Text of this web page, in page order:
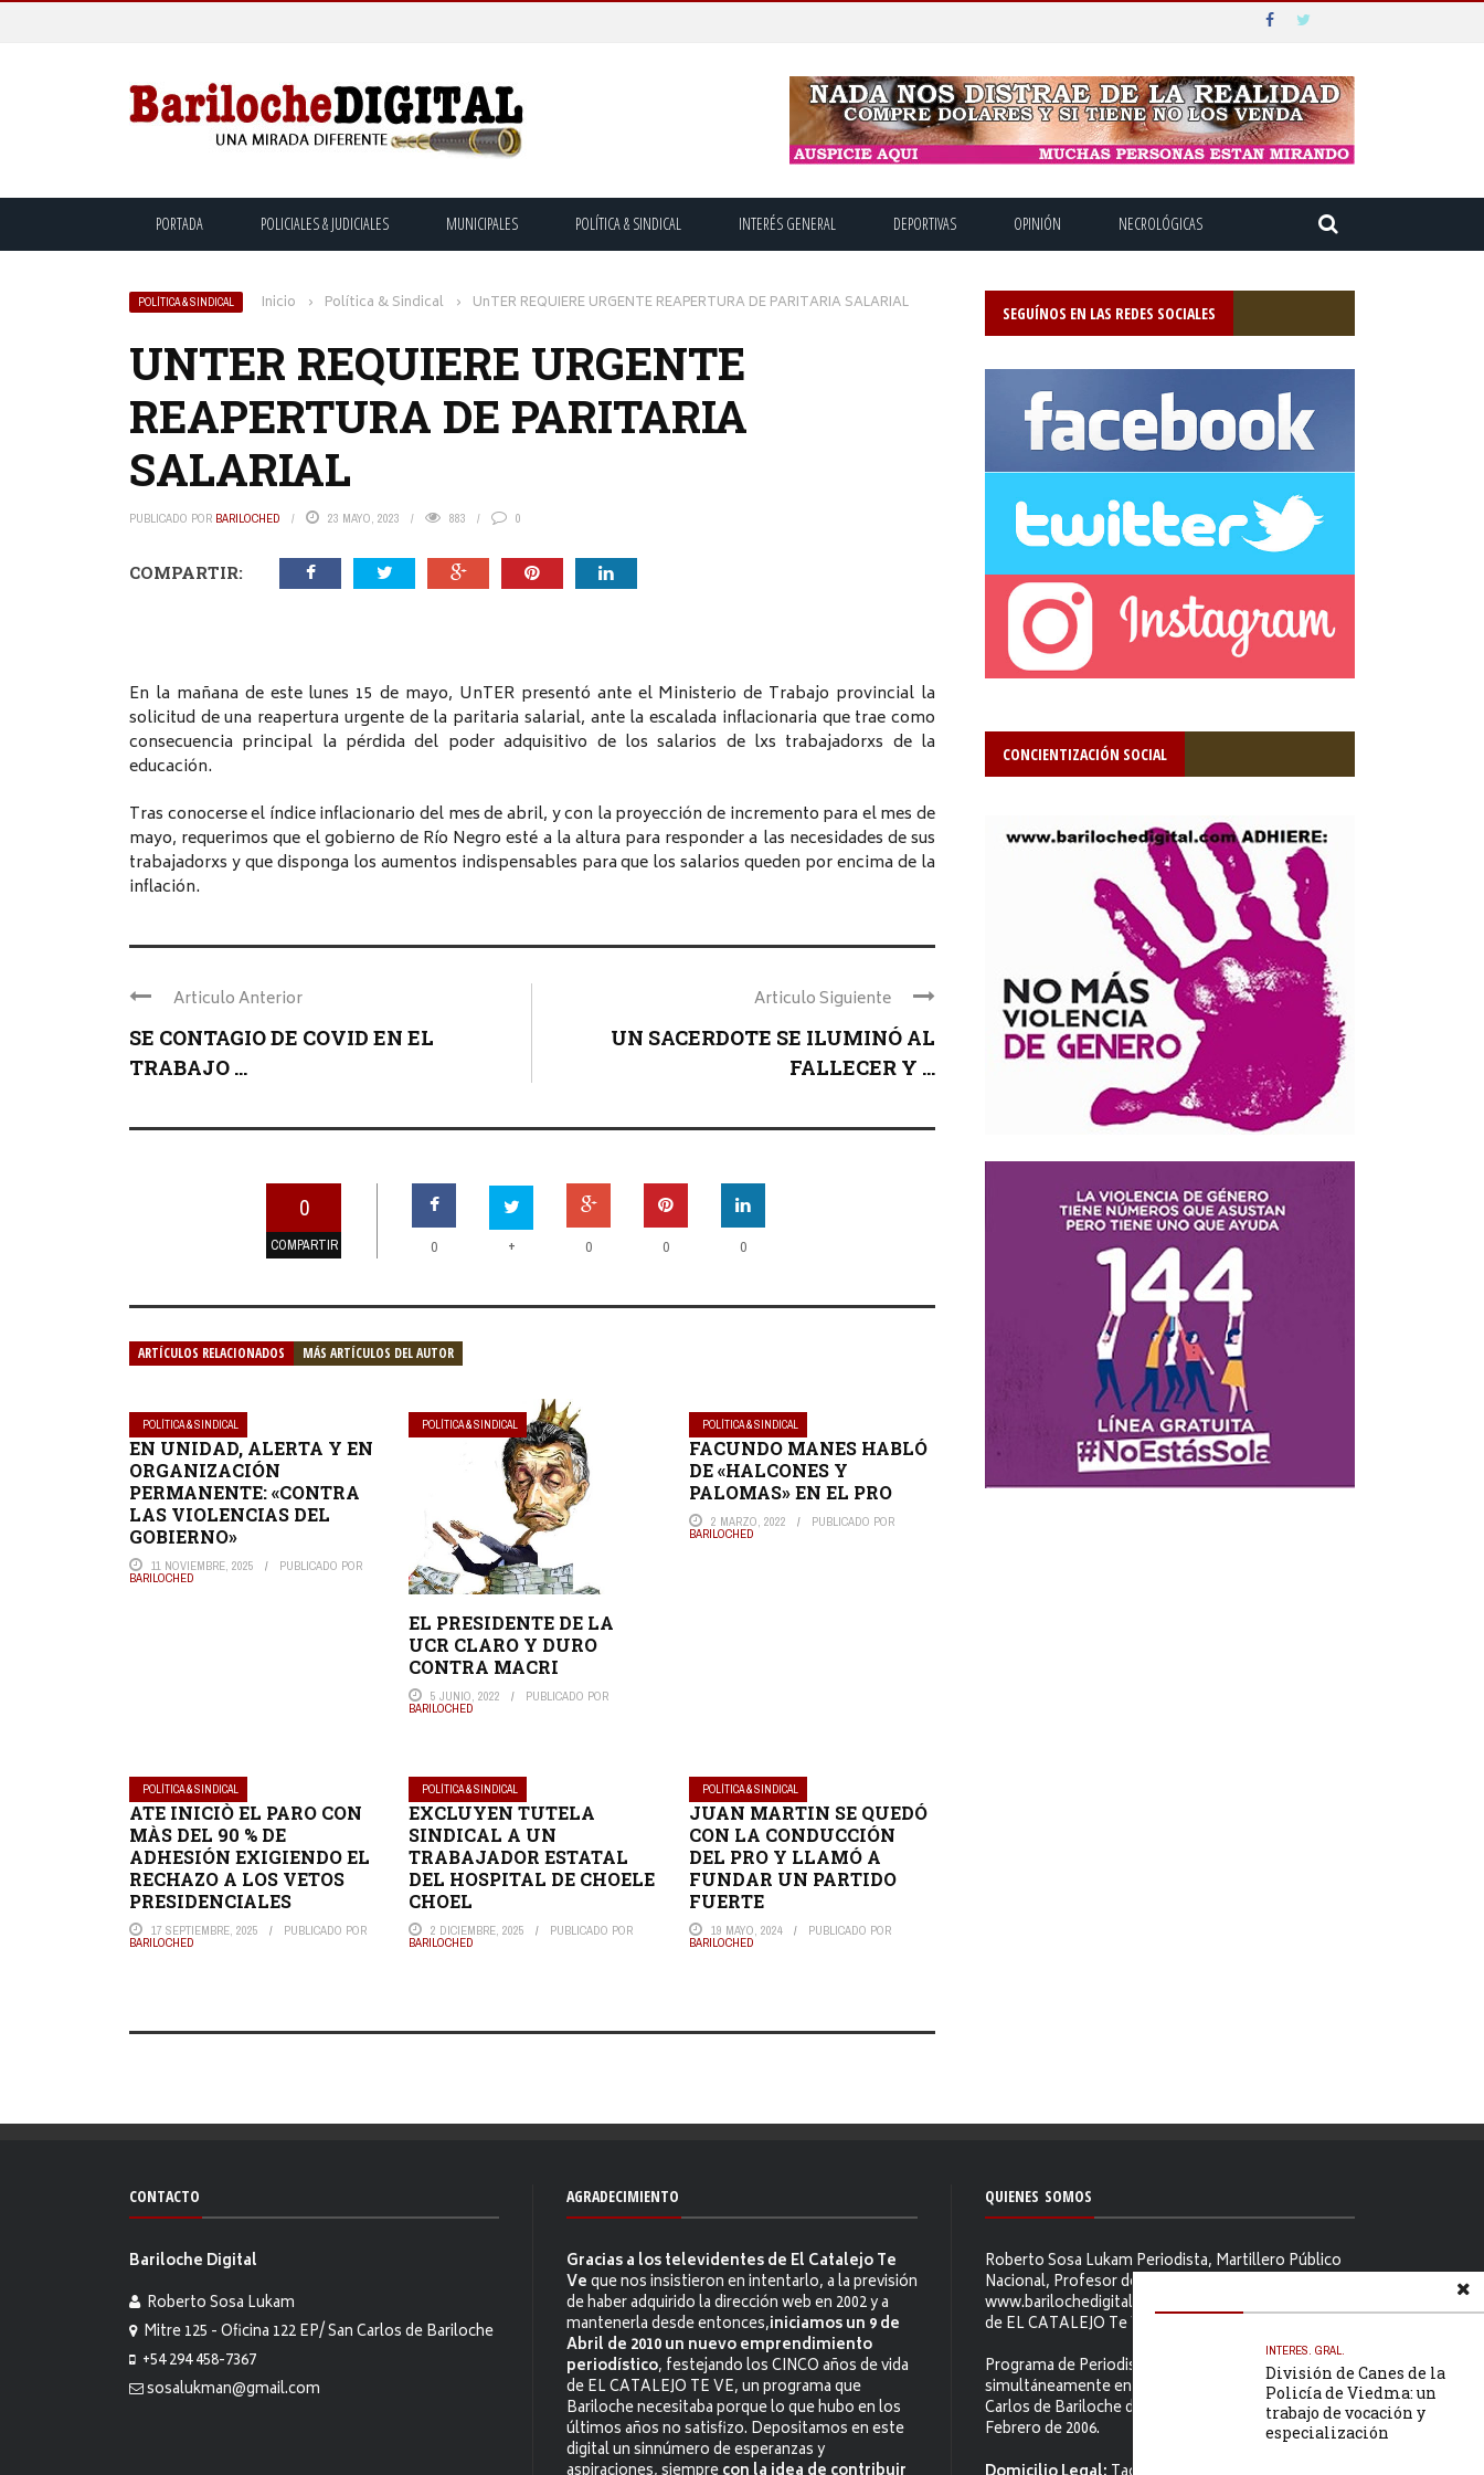
PORTADA POLICIALES & JUDICIALES MUNICIPALES POLÍTICA & SINDICAL INTERÉS GENERAL DEPORTIVAS OPINIÓN NECROLÓGICAS
POLÍTICA & SINDICAL Inicio › Política & Sindical › UnTER REQUIERE URGENTE REAPERTURA DE PARITARIA SALARIAL
UNTER REQUIERE URGENTE
REAPERTURA DE PARITARIA
SALARIAL
PUBLICADO POR BARILOCHED 23 MAYO, 2023 883 0
COMPARTIR:
En la mañana de este lunes 15 de mayo, UnTER presentó ante el Ministerio de Trabajo provincial la
solicitud de una reapertura urgente de la paritaria salarial, ante la escalada inflacionaria que trae como
consecuencia principal la pérdida del poder adquisitivo de los salarios de lxs trabajadorxs de la
educación.
Tras conocerse el índice inflacionario del mes de abril, y con la proyección de incremento para el mes de
mayo, requerimos que el gobierno de Río Negro esté a la altura para responder a las necesidades de sus
trabajadorxs y que disponga los aumentos indispensables para que los salarios queden por encima de la
inflación.
Articulo Anterior
SE CONTAGIO DE COVID EN EL
TRABAJO ...
Articulo Siguiente
UN SACERDOTE SE ILUMINÓ AL
FALLECER Y ...
0
COMPARTIR 0 + 0 0 0
ARTÍCULOS RELACIONADOS MÁS ARTÍCULOS DEL AUTOR
POLÍTICA & SINDICAL
EN UNIDAD, ALERTA Y EN
ORGANIZACIÓN
PERMANENTE: «CONTRA
LAS VIOLENCIAS DEL
GOBIERNO»
11 NOVIEMBRE, 2025 PUBLICADO POR
BARILOCHED
POLÍTICA & SINDICAL
EL PRESIDENTE DE LA
UCR CLARO Y DURO
CONTRA MACRI
5 JUNIO, 2022 PUBLICADO POR
BARILOCHED
POLÍTICA & SINDICAL
FACUNDO MANES HABLÓ
DE «HALCONES Y
PALOMAS» EN EL PRO
2 MARZO, 2022 PUBLICADO POR
BARILOCHED
POLÍTICA & SINDICAL
ATE INICIÒ EL PARO CON
MÀS DEL 90 % DE
ADHESIÓN EXIGIENDO EL
RECHAZO A LOS VETOS
PRESIDENCIALES
17 SEPTIEMBRE, 2025 PUBLICADO POR
BARILOCHED
POLÍTICA & SINDICAL
EXCLUYEN TUTELA
SINDICAL A UN
TRABAJADOR ESTATAL
DEL HOSPITAL DE CHOELE
CHOEL
2 DICIEMBRE, 2025 PUBLICADO POR
BARILOCHED
POLÍTICA & SINDICAL
JUAN MARTIN SE QUEDÓ
CON LA CONDUCCIÓN
DEL PRO Y LLAMÓ A
FUNDAR UN PARTIDO
FUERTE
19 MAYO, 2024 PUBLICADO POR
BARILOCHED
INTERES. GRAL.
División de Canes de la
Policía de Viedma: un
trabajo de vocación y
especialización
SEGUÍNOS EN LAS REDES SOCIALES
CONCIENTIZACIÓN SOCIAL
CONTACTO
Bariloche Digital
Roberto Sosa Lukam
Mitre 125 - Oficina 122 EP/ San Carlos de Bariloche
+54 294 458-7367
sosalukman@gmail.com
AGRADECIMIENTO
Gracias a los televidentes de El Catalejo Te
Veque nos insistieron en intentarlo, a la previsión
de haber adquirido la dirección web en 2002 y a
mantenerla desde entonces,iniciamos un 9 de
Abril de 2010 un nuevo emprendimiento
periodístico, festejando los CINCO años de vida
de EL CATALEJO TE VE, un programa que
Bariloche necesitaba porque lo que hubo en los
últimos años no satisfizo. Depositamos en este
digital un sinnúmero de esperanzas y
QUIENES SOMOS
Roberto Sosa Lukam Periodista, Martillero Público
Nacional, Profesor de Ciencias Sociales, Editor de
www.barilochedigital.com y Conductor y Productor
de EL CATALEJO Te Ve.
Programa de Periodismo Político que se difunde
simultáneamente en ambos Video-cables de San
Carlos de Bariloche desde el primer jueves de
Febrero de 2006.